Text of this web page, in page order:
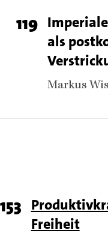
Page
number
119 Titel
als
Authors
Markus
Page
number
153 Titel
Freiheit